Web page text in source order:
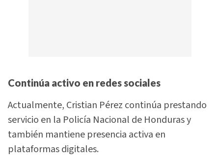
Continúa activo en redes sociales
Actualmente, Cristian Pérez continúa prestando
servicio en la Policía Nacional de Honduras y
también mantiene presencia activa en
plataformas digitales.